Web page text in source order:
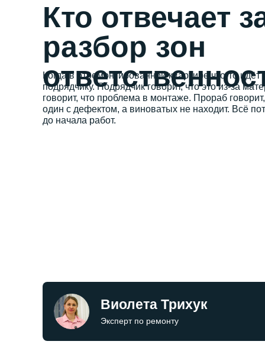
Кто отвечает
разбор зон
Когда в отремонтированной квартире что-то
подрядчику. Подрядчик говорит, что это из-за
говорит, что проблема в монтаже. Прораб
один с дефектом, а виноватых не находит. Всё
до начала работ.
Эксперт по ремонту
Виолета Трихук